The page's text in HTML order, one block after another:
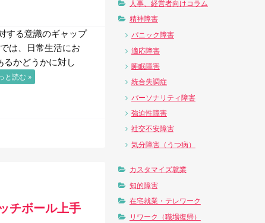
する意識のギャップ
は、日常生活にお
るかどうかに対し
と読む »
チボール上手
人事、経営者向けコラム
精神障害
パニック障害
適応障害
睡眠障害
統合失調症
パーソナリティ障害
強迫性障害
社交不安障害
気分障害（うつ病）
カスタマイズ就業
知的障害
在宅就業・テレワーク
リワーク（職場復帰）